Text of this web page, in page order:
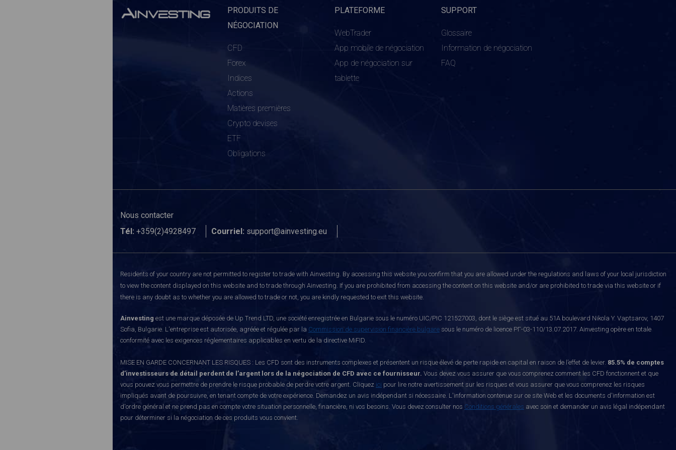
PRODUITS DE
NÉGOCIATION
CFD
Forex
Indices
Actions
Matières premières
Crypto devises
ETF
Obligations
PLATEFORME
WebTrader
App mobile de négociation
App de négociation sur
tablette
SUPPORT
Glossaire
Information de négociation
FAQ
Nous contacter
Tél: +359(2)4928497 Courriel: support@ainvesting.eu
Residents of your country are not permitted to register to trade with Ainvesting. By accessing this website you confirm that you are allowed under the regulations and laws of your local jurisdiction
to view the content displayed on this website and to trade through Ainvesting. If you are prohibited from accessing the content on this website and/or are prohibited to trade via this website or if
there is any doubt as to whether you are allowed to trade or not, you are kindly requested to exit this website.
Ainvesting est une marque déposée de Up Trend LTD, une société enregistrée en Bulgarie sous le numéro UIC/PIC 121527003, dont le siège est situé au 51A boulevard Nikola Y. Vaptsarov, 1407
Sofia, Bulgarie. L'entreprise est autorisée, agréée et régulée par la Commission de supervision financière bulgare sous le numéro de licence РГ-03-110/13.07.2017. Ainvesting opère en totale
conformité avec les exigences réglementaires applicables en vertu de la directive MiFID.
MISE EN GARDE CONCERNANT LES RISQUES : Les CFD sont des instruments complexes et présentent un risque élevé de perte rapide en capital en raison de l’effet de levier. 85.5% de comptes
d’investisseurs de détail perdent de l’argent lors de la négociation de CFD avec ce fournisseur. Vous devez vous assurer que vous comprenez comment les CFD fonctionnent et que
vous pouvez vous permettre de prendre le risque probable de perdre votre argent. Cliquez ici pour lire notre avertissement sur les risques et vous assurer que vous comprenez les risques
impliqués avant de poursuivre, en tenant compte de votre expérience. Demandez un avis indépendant si nécessaire. L'information contenue sur ce site Web et les documents d'information est
d'ordre général et ne prend pas en compte votre situation personnelle, financière, ni vos besoins. Vous devez consulter nos Conditions générales avec soin et demander un avis légal indépendant
pour déterminer si la négociation de ces produits vous convient.